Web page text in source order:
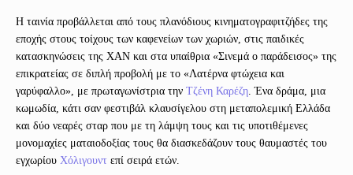
Η ταινία προβάλλεται από τους πλανόδιους κινηματογραφιτζήδες της
εποχής στους τοίχους των καφενείων των χωριών, στις παιδικές
κατασκηνώσεις της ΧΑΝ και στα υπαίθρια «Σινεμά ο παράδεισος» της
επικρατείας σε διπλή προβολή με το «Λατέρνα φτώχεια και
γαρύφαλλο», με πρωταγωνίστρια την Τζένη Καρέζη . Ένα δράμα, μια
κωμωδία, κάτι σαν φεστιβάλ κλαυσίγελου στη μεταπολεμική Ελλάδα
και δύο νεαρές σταρ που με τη λάμψη τους και τις υποτιθέμενες
μονομαχίες ματαιοδοξίας τους θα διασκεδάζουν τους θαυμαστές του
εγχωρίου Χόλιγουντ επί σειρά ετών.